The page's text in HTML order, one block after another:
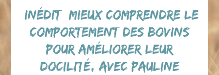
[INÉDIT] Mieux comprendre le
comportement des bovins
pour améliorer leur
docilité, avec Pauline